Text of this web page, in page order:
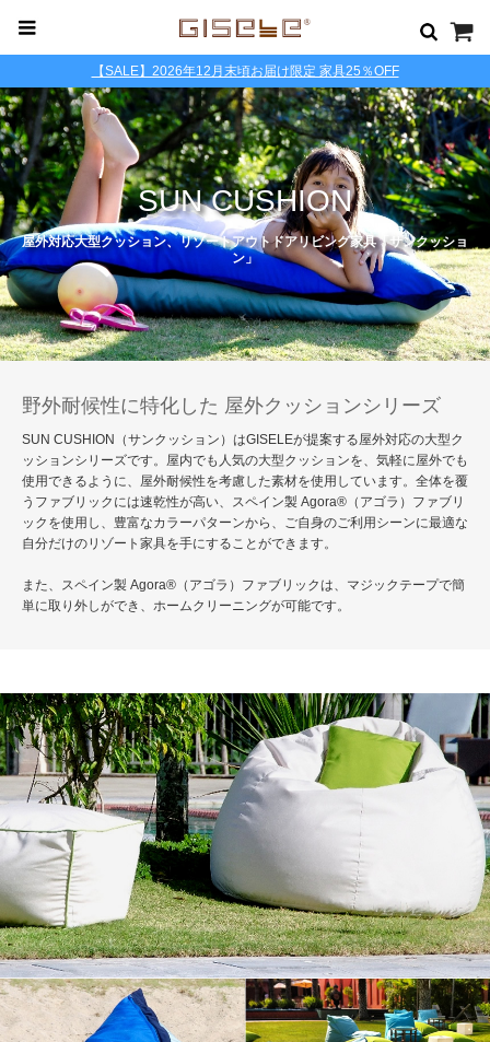
【SALE】2026年12月末頃お届け限定 家具25％OFF
SUN CUSHION
屋外対応大型クッション、リゾートアウトドアリビング家具「サンクッショ
ン」
野外耐候性に特化した 屋外クッションシリーズ
SUN CUSHION（サンクッション）はGISELEが提案する屋外対応の大型ク
ッションシリーズです。屋内でも人気の大型クッションを、気軽に屋外でも
使用できるように、屋外耐候性を考慮した素材を使用しています。全体を覆
うファブリックには速乾性が高い、スペイン製 Agora®（アゴラ）ファブリ
ックを使用し、豊富なカラーパターンから、ご自身のご利用シーンに最適な
自分だけのリゾート家具を手にすることができます。
また、スペイン製 Agora®（アゴラ）ファブリックは、マジックテープで簡
単に取り外しができ、ホームクリーニングが可能です。